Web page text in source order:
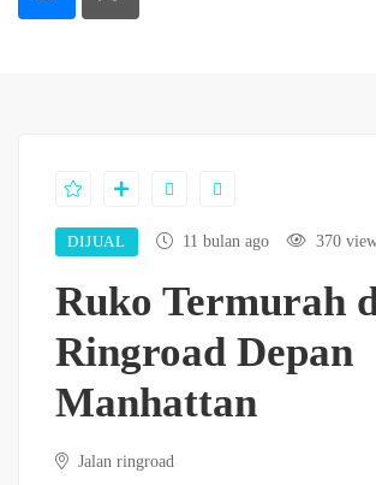
DIJUAL 11 bulan ago 370
Ruko Termurah
Ringroad Depan
Manhattan
Jalan ringroad